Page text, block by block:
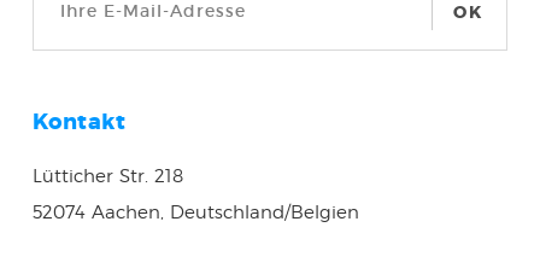
OK
Kontakt
Lütticher Str. 218
52074 Aachen, Deutschland/Belgien